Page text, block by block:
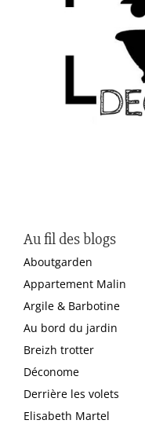
Au fil des blogs
Aboutgarden
Appartement Malin
Argile & Barbotine
Au bord du jardin
Breizh trotter
Déconome
Derrière les volets
Elisabeth Martel